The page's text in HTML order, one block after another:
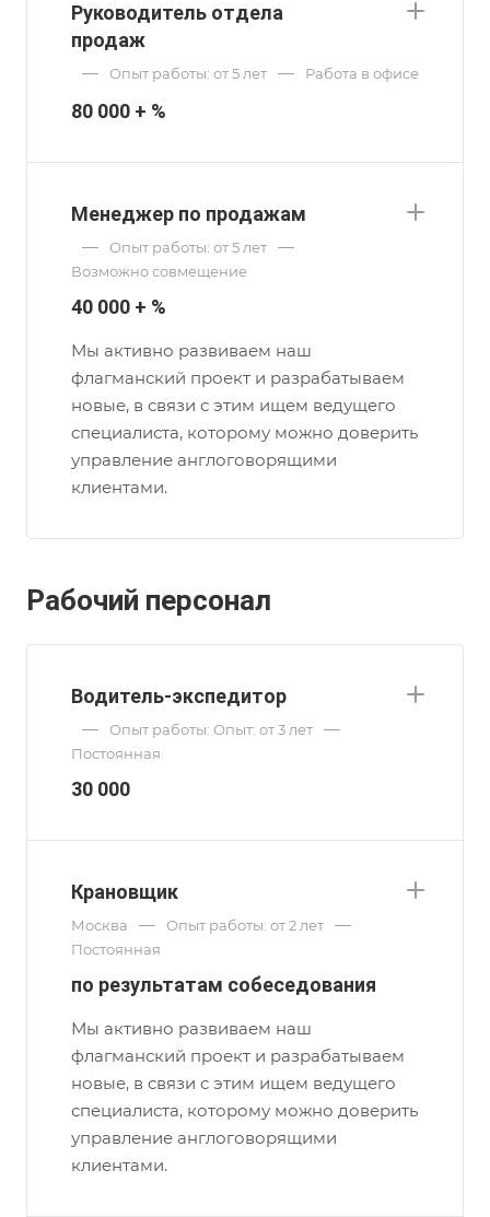
Руководитель отдела
продаж
— Опыт работы: от 5 лет — Работа в офисе
80 000 + %
Менеджер по продажам
— Опыт работы: от 5 лет —
Возможно совмещение
40 000 + %
Мы активно развиваем наш
флагманский проект и разрабатываем
новые, в связи с этим ищем ведущего
специалиста, которому можно доверить
управление англоговорящими
клиентами.
Рабочий персонал
Водитель-экспедитор
— Опыт работы: Опыт: от 3 лет —
Постоянная
30 000
Крановщик
Москва — Опыт работы: от 2 лет —
Постоянная
по результатам собеседования
Мы активно развиваем наш
флагманский проект и разрабатываем
новые, в связи с этим ищем ведущего
специалиста, которому можно доверить
управление англоговорящими
клиентами.